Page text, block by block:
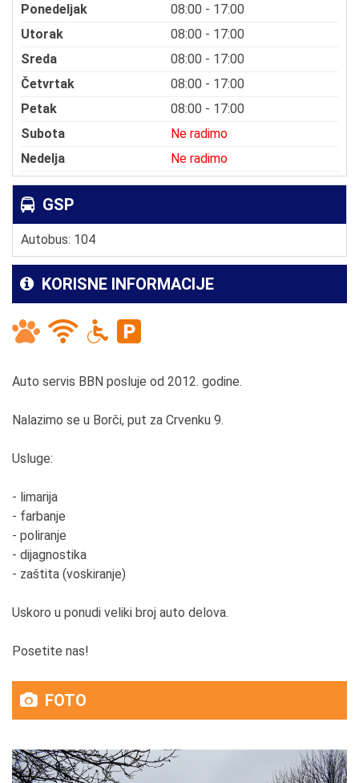
Ponedeljak
08:00 - 17:00
Utorak
08:00 - 17:00
Sreda
08:00 - 17:00
Četvrtak
08:00 - 17:00
Petak
08:00 - 17:00
Subota
Ne radimo
Nedelja
Ne radimo
GSP
Autobus: 104
KORISNE INFORMACIJE
Auto servis BBN posluje od 2012. godine.
Nalazimo se u Borči, put za Crvenku 9.
Usluge:
- limarija
- farbanje
- poliranje
- dijagnostika
- zaštita (voskiranje)
Uskoro u ponudi veliki broj auto delova.
Posetite nas!
FOTO